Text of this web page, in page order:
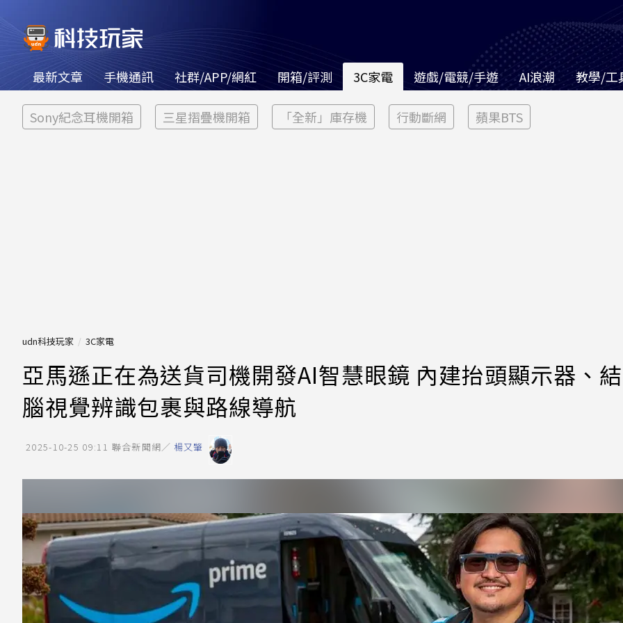
最新文章 手機通訊 社群/APP/網紅 開箱/評測 3C家電 遊戲/電競/手遊 AI浪潮 教學/工
Sony紀念耳機開箱 三星摺疊機開箱 「全新」庫存機 行動斷網 蘋果BTS
udn科技玩家 3C家電
亞馬遜正在為送貨司機開發AI智慧眼鏡 內建抬頭顯示器、
腦視覺辨識包裹與路線導航
2025-10-25 09:11 聯合新聞網／ 楊又肇